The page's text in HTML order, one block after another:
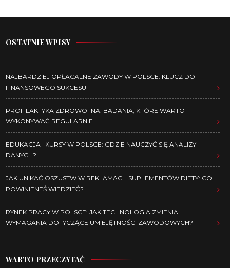
OSTATNIE WPISY
NAJBARDZIEJ OPŁACALNE ZAWODY W POLSCE: KLUCZ DO
FINANSOWEGO SUKCESU
PROFILAKTYKA ZDROWOTNA: BADANIA, KTÓRE WARTO
WYKONYWAĆ REGULARNIE
EDUKACJA I KURSY W POLSCE: GDZIE NAUCZYĆ SIĘ ANALIZY
DANYCH?
JAK UNIKAĆ OSZUSTW W REKLAMACH SUPLEMENTÓW DIETY: CO
POWINIENEŚ WIEDZIEĆ?
RYNEK PRACY W POLSCE: JAK TECHNOLOGIA ZMIENIA
WYMAGANIA DOTYCZĄCE UMIEJĘTNOŚCI ZAWODOWYCH?
WARTO PRZECZYTAĆ